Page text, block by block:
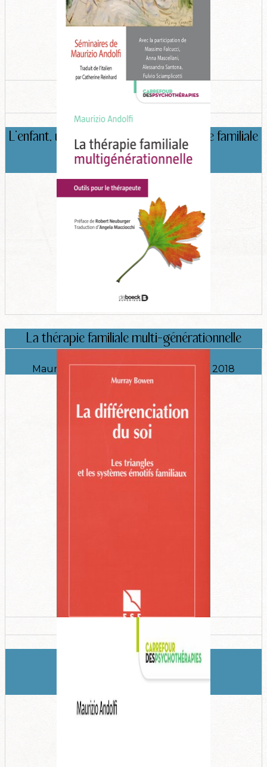
L'enfant, une ressource dans la thérapie familiale
Maurizio Andolfi, Edition Fabert
La thérapie familiale multi-générationnelle
Maurizio Andolfi , Robert Neuburger, 2018
La différenciation du soi